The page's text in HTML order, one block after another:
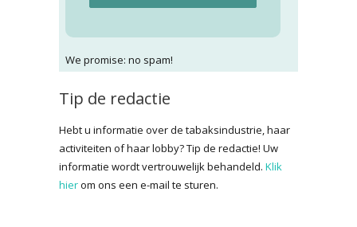
We promise: no spam!
Tip de redactie
Hebt u informatie over de tabaksindustrie, haar
activiteiten of haar lobby? Tip de redactie! Uw
informatie wordt vertrouwelijk behandeld. Klik
hierom ons een e-mail te sturen.